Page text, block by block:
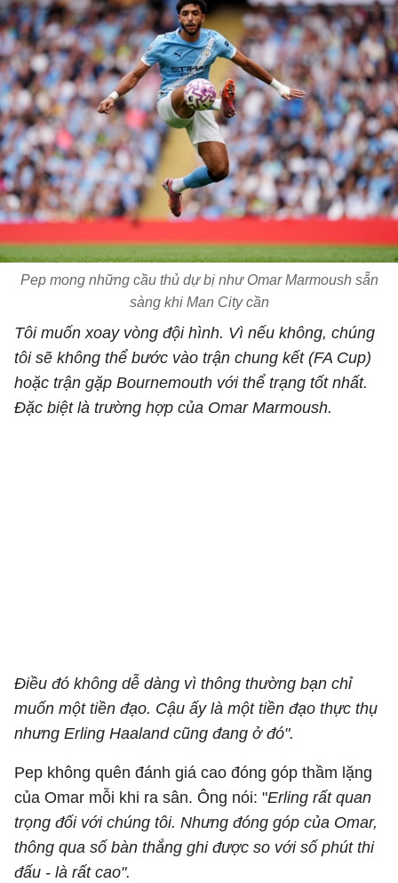
Pep mong những cầu thủ dự bị như Omar Marmoush sẵn
sàng khi Man City cần
Tôi muốn xoay vòng đội hình. Vì nếu không, chúng
tôi sẽ không thể bước vào trận chung kết (FA Cup)
hoặc trận gặp Bournemouth với thể trạng tốt nhất.
Đặc biệt là trường hợp của Omar Marmoush.
Điều đó không dễ dàng vì thông thường bạn chỉ
muốn một tiền đạo. Cậu ấy là một tiền đạo thực thụ
nhưng Erling Haaland cũng đang ở đó".
Pep không quên đánh giá cao đóng góp thầm lặng
của Omar mỗi khi ra sân. Ông nói: "Erling rất quan
trọng đối với chúng tôi. Nhưng đóng góp của Omar,
thông qua số bàn thắng ghi được so với số phút thi
đấu - là rất cao".